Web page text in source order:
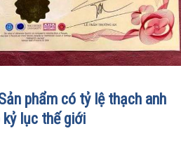
phẩm có tỷ lệ thạch anh
lục thế giới